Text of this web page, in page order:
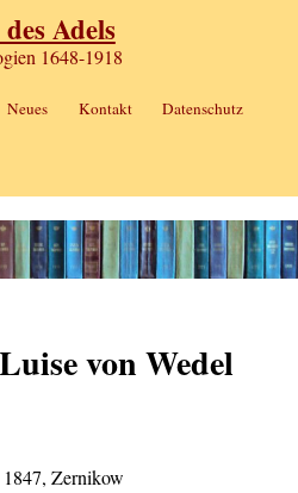
Adels
1648-1918
Neues Kontakt Datenschutz
von Wedel
Zernikow